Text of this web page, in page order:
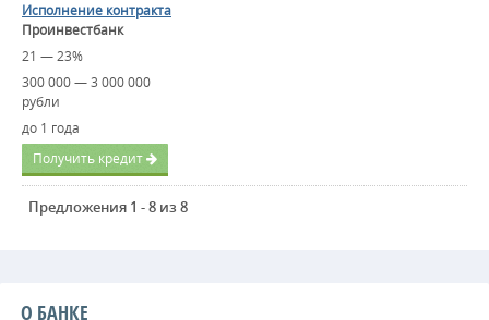
Исполнение контракта
Проинвестбанк
21 — 23%
300 000 — 3 000 000
рубли
до 1 года
Получить кредит
Предложения 1 - 8 из 8
О БАНКЕ